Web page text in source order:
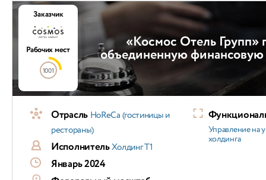
«Космос Отель Групп»
объединенную финансовую
Заказчик
Рабочих мест
1001
Отрасль HoReCa (гостиницы и
рестораны)
ИсполнительХолдинг Т1
Январь 2024
Управление на
холдинга